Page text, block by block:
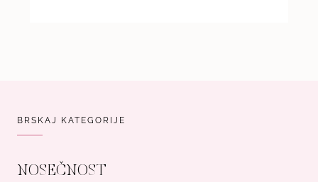
BRSKAJ KATEGORIJE
NOSEČNOST